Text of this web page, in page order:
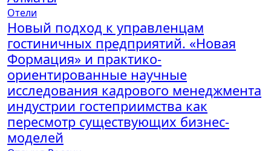
Отели
Новый подход к управленцам
гостиничных предприятий. «Новая
Формация» и практико-
ориентированные научные
исследования кадрового менеджмента
индустрии гостеприимства как
пересмотр существующих бизнес-
моделей